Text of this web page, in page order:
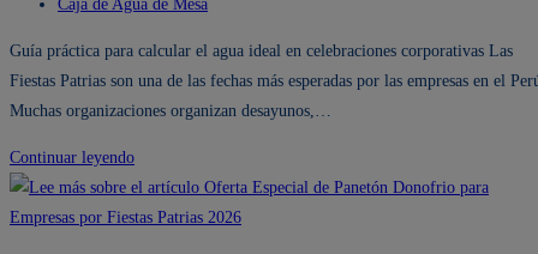
bidones
entrada:
Caja de Agua de Mesa
Guía práctica para calcular el agua ideal en celebraciones corporativas Las
Fiestas Patrias son una de las fechas más esperadas por las empresas en el
Muchas organizaciones organizan desayunos,…
Continuar leyendo¿Cuántas
Cajas
de